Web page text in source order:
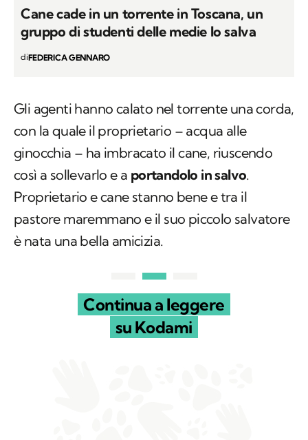
Cane cade in un torrente in Toscana, un
gruppo di studenti delle medie lo salva
diFEDERICA GENNARO
Gli agenti hanno calato nel torrente una corda,
con la quale il proprietario – acqua alle
ginocchia – ha imbracato il cane, riuscendo
così a sollevarlo e a portandolo in salvo.
Proprietario e cane stanno bene e tra il
pastore maremmano e il suo piccolo salvatore
è nata una bella amicizia.
Continua a leggere
su Kodami